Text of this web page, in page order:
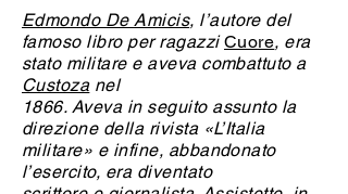
Edmondo De Amicis, l’autore del
famoso libro per ragazziCuore, era
stato militare e aveva combattuto a
Custozanel
1866. Aveva in seguito assunto la
direzione della rivista «L’Italia
militare» e infine, abbandonato
l’esercito, era diventato